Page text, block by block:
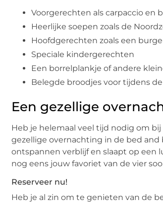
Voorgerechten als carpaccio en
Heerlijke soepen zoals de
Hoofdgerechten zoals een
Speciale kindergerechten
Een borrelplankje of andere
Belegde broodjes voor tijdens
Een gezellige
Heb je helemaal veel tijd nodig om
gezellige overnachting in de bed and
ontspannen verblijf en slaapt op een
nog eens jouw favoriet van de vier
Reserveer nu!
Heb je al zin om te genieten van de